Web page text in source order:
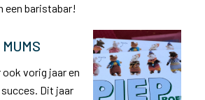
een baristabar!
ook vorig jaar en
Dit jaar